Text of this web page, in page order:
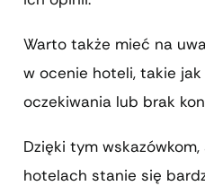
Warto także mieć na
w ocenie hoteli, takie
oczekiwania lub brak
Dzięki tym
hotelach stanie się